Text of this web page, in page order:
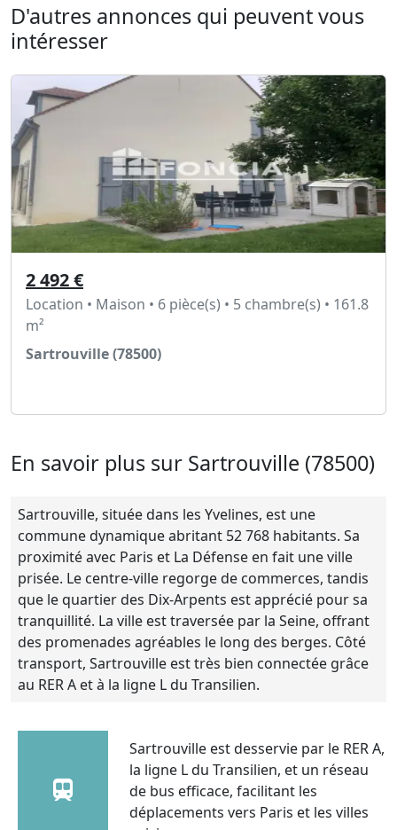
D'autres annonces qui peuvent vous
intéresser
2 492 €
Location • Maison • 6 pièce(s) • 5 chambre(s) • 161.8
m²
Sartrouville (78500)
En savoir plus sur Sartrouville (78500)
Sartrouville, située dans les Yvelines, est une
commune dynamique abritant 52 768 habitants. Sa
proximité avec Paris et La Défense en fait une ville
prisée. Le centre-ville regorge de commerces, tandis
que le quartier des Dix-Arpents est apprécié pour sa
tranquillité. La ville est traversée par la Seine, offrant
des promenades agréables le long des berges. Côté
transport, Sartrouville est très bien connectée grâce
au RER A et à la ligne L du Transilien.
Sartrouville est desservie par le RER A,
la ligne L du Transilien, et un réseau
de bus efficace, facilitant les
déplacements vers Paris et les villes